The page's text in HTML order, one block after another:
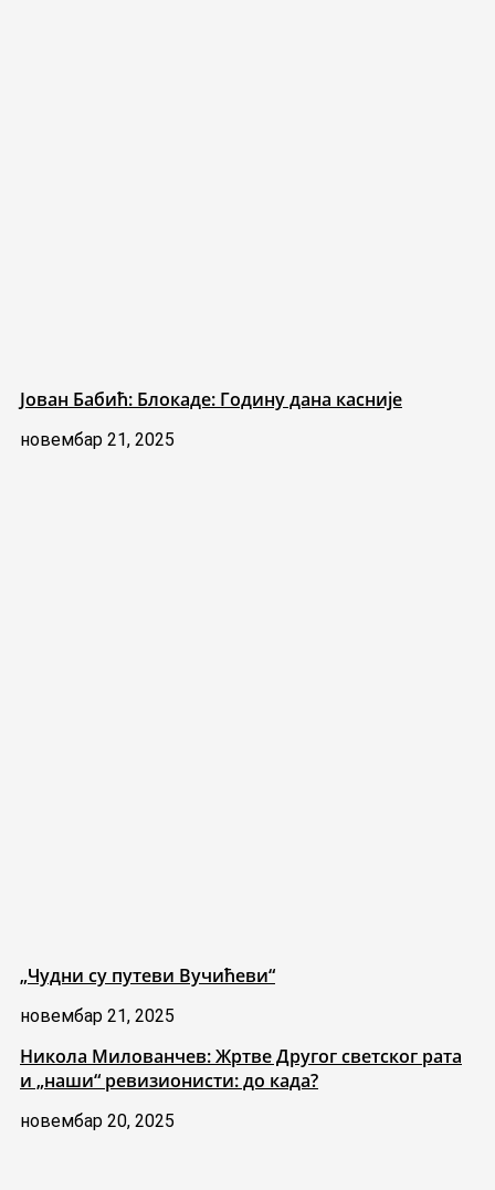
Јован Бабић: Блокаде: Годину дана касније
новембар 21, 2025
„Чудни су путеви Вучићеви“
новембар 21, 2025
Никола Милованчев: Жртве Другог светског рата
и „наши“ ревизионисти: до када?
новембар 20, 2025